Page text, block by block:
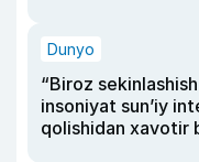
Dunyo
“Biroz
insoniyat sun’iy
qolishidan xavotir